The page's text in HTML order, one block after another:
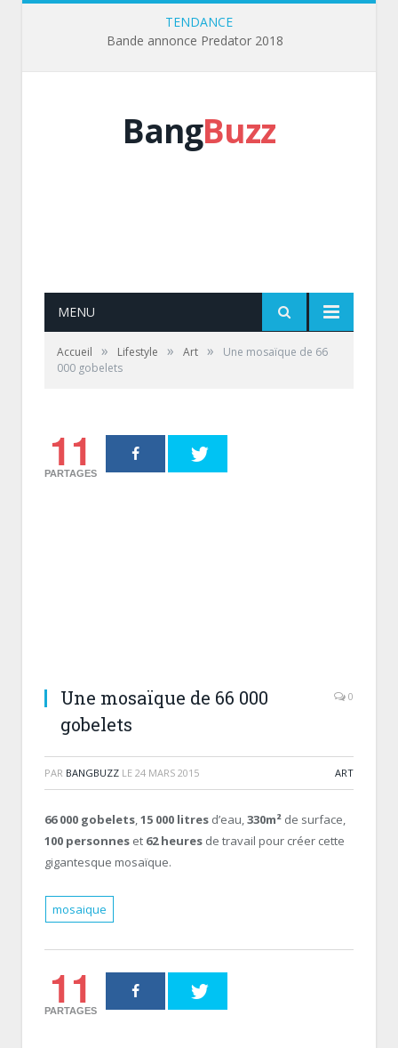
TENDANCE
Bande annonce Predator 2018
BangBuzz
MENU
Accueil » Lifestyle » Art »
Une mosaïque de 66
000 gobelets
11
PARTAGES
Une mosaïque de 66 000
gobelets
0
PAR BANGBUZZ LE 24 MARS 2015 ART
66 000 gobelets,15 000 litres d’eau,330m² de surface,
100 personnes et 62 heures de travail pour créer cette
gigantesque mosaïque.
mosaique
11
PARTAGES